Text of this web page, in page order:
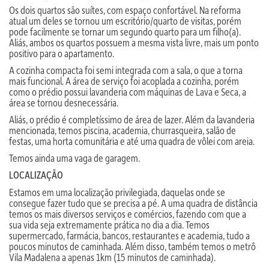
Os dois quartos são suítes, com espaço confortável. Na reforma
atual um deles se tornou um escritório/quarto de visitas, porém
pode facilmente se tornar um segundo quarto para um filho(a).
Aliás, ambos os quartos possuem a mesma vista livre, mais um ponto
positivo para o apartamento.
A cozinha compacta foi semi integrada com a sala, o que a torna
mais funcional. A área de serviço foi acoplada a cozinha, porém
como o prédio possui lavanderia com máquinas de Lava e Seca, a
área se tornou desnecessária.
Aliás, o prédio é completíssimo de área de lazer. Além da lavanderia
mencionada, temos piscina, academia, churrasqueira, salão de
festas, uma horta comunitária e até uma quadra de vôlei com areia.
Temos ainda uma vaga de garagem.
LOCALIZAÇÃO
Estamos em uma localização privilegiada, daquelas onde se
consegue fazer tudo que se precisa a pé. A uma quadra de distância
temos os mais diversos serviços e comércios, fazendo com que a
sua vida seja extremamente prática no dia a dia. Temos
supermercado, farmácia, bancos, restaurantes e academia, tudo a
poucos minutos de caminhada. Além disso, também temos o metrô
Vila Madalena a apenas 1km (15 minutos de caminhada).